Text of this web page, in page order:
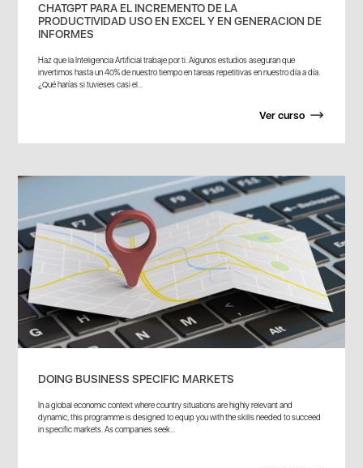
CHATGPT PARA EL INCREMENTO DE LA
PRODUCTIVIDAD USO EN EXCEL Y EN GENERACION DE
INFORMES
Haz que la Inteligencia Artificial trabaje por ti. Algunos estudios aseguran que
invertimos hasta un 40% de nuestro tiempo en tareas repetitivas en nuestro día a día.
¿Qué harías si tuvieses casi el...
Ver curso
DOING BUSINESS SPECIFIC MARKETS
In a global economic context where country situations are highly relevant and
dynamic, this programme is designed to equip you with the skills needed to succeed
in specific markets. As companies seek...